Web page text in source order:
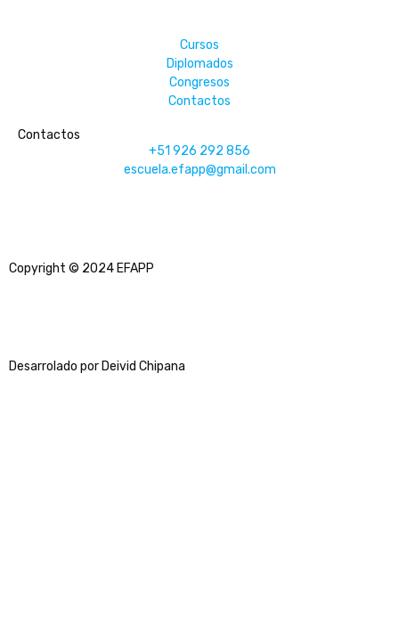
Cursos
Diplomados
Congresos
Contactos
Contactos
+51 926 292 856
escuela.efapp@gmail.com
Copyright © 2024 EFAPP
Desarrolado por Deivid Chipana